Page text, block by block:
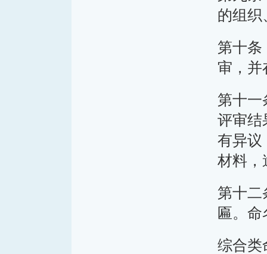
的组织
第十条
审，并
第十一
评审结
有异议
材料，
第十二
匾。
综合类